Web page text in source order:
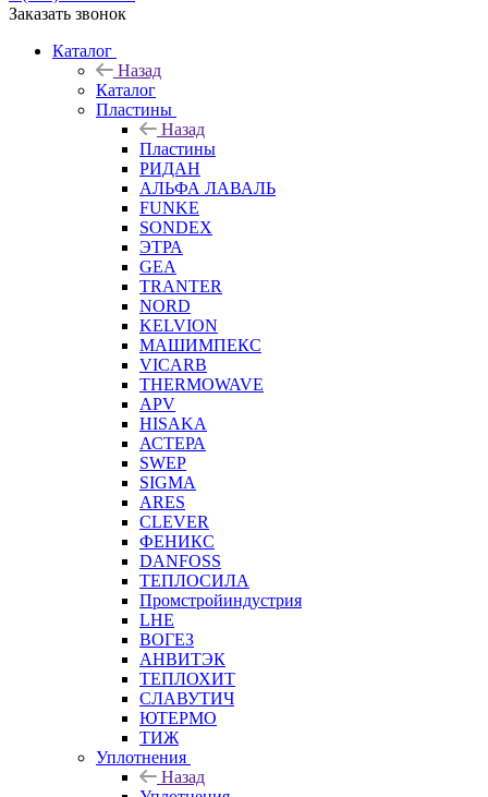
Заказать звонок
Каталог
Назад
Каталог
Пластины
Назад
Пластины
РИДАН
АЛЬФА ЛАВАЛЬ
FUNKE
SONDEX
ЭТРА
GEA
TRANTER
NORD
KELVION
МАШИМПЕКС
VICARB
THERMOWAVE
APV
HISAKA
АСТЕРА
SWEP
SIGMA
ARES
CLEVER
ФЕНИКС
DANFOSS
ТЕПЛОСИЛА
Промстройиндустрия
LHE
ВОГЕЗ
АНВИТЭК
ТЕПЛОХИТ
СЛАВУТИЧ
ЮТЕРМО
ТИЖ
Уплотнения
Назад